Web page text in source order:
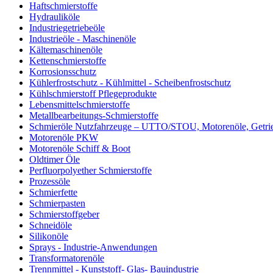
Haftschmierstoffe
Hydrauliköle
Industriegetriebeöle
Industrieöle - Maschinenöle
Kältemaschinenöle
Kettenschmierstoffe
Korrosionsschutz
Kühlerfrostschutz - Kühlmittel - Scheibenfrostschutz
Kühlschmierstoff Pflegeprodukte
Lebensmittelschmierstoffe
Metallbearbeitungs-Schmierstoffe
Schmieröle Nutzfahrzeuge – UTTO/STOU, Motorenöle,
Motorenöle PKW
Motorenöle Schiff & Boot
Oldtimer Öle
Perfluorpolyether Schmierstoffe
Prozessöle
Schmierfette
Schmierpasten
Schmierstoffgeber
Schneidöle
Silikonöle
Sprays - Industrie-Anwendungen
Transformatorenöle
Trennmittel - Kunststoff- Glas- Bauindustrie